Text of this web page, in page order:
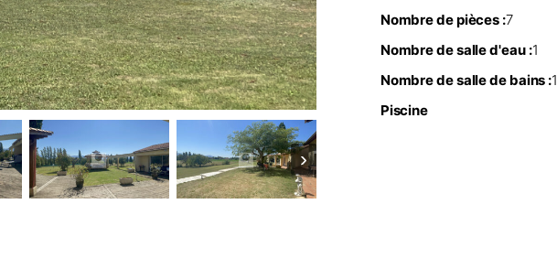
›
Nombre de pièces :7
Nombre de salle d'eau :1
Nombre de salle de bains :1
Piscine